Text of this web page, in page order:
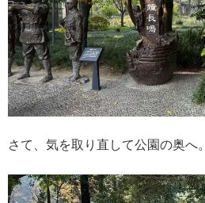
さて、気を取り直して公園の奥へ。